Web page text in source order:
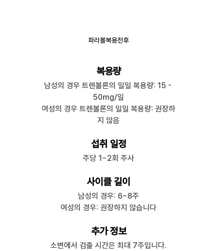
파라볼복용전후
복용량
남성의 경우 트렌볼론의 일일 복용량: 15 -
50mg/일
여성의 경우 트렌볼론의 일일 복용량: 권장하
지 않음
섭취 일정
주당 1~2회 주사
사이클 길이
남성의 경우: 6~8주
여성의 경우: 권장하지 않습니다
추가 정보
소변에서 검출 시간은 최대 7주입니다.